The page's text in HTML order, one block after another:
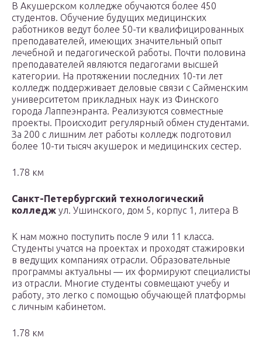
В Акушерском колледже обучаются более 450
студентов. Обучение будущих медицинских
работников ведут более 50-ти квалифицированных
преподавателей, имеющих значительный опыт
лечебной и педагогической работы. Почти половина
преподавателей являются педагогами высшей
категории. На протяжении последних 10-ти лет
колледж поддерживает деловые связи с Сайменским
университетом прикладных наук из Финского
города Лаппеэнранта. Реализуются совместные
проекты. Происходит регулярный обмен студентами.
За 200 с лишним лет работы колледж подготовил
более 10-ти тысяч акушерок и медицинских сестер.
1.78 км
Санкт-Петербургский технологический
колледж ул. Ушинского, дом 5, корпус 1, литера В
К нам можно поступить после 9 или 11 класса.
Студенты учатся на проектах и проходят стажировки
в ведущих компаниях отрасли. Образовательные
программы актуальны — их формируют специалисты
из отрасли. Многие студенты совмещают учебу и
работу, это легко с помощью обучающей платформы
с личным кабинетом.
1.78 км